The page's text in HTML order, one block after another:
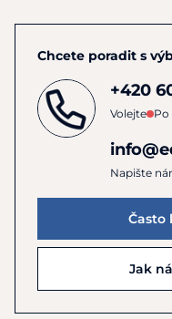
Chcete poradit s
+420
Volejte Po
Napište
Často
Jak